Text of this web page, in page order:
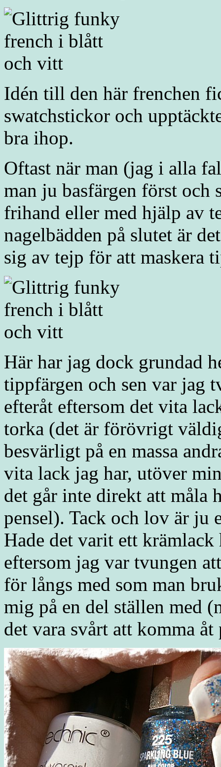
Idén till den här frenchen
swatchstickor och
bra ihop.
Oftast när man (jag i alla
man ju basfärgen först och
frihand eller med hjälp av
nagelbädden på slutet är
sig av tejp för att maskera
Här har jag dock grundad
tippfärgen och sen var jag
efteråt eftersom det vita
torka (det är förövrigt
besvärligt på en massa
vita lack jag har, utöver
det går inte direkt att måla
pensel). Tack och lov är ju
Hade det varit ett
eftersom jag var tvungen
för långs med som man
mig på en del ställen med
det vara svårt att komma åt